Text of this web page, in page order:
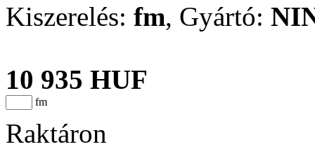
Kiszerelés: fm, Gyártó:
10 935 HUF
fm
Raktáron